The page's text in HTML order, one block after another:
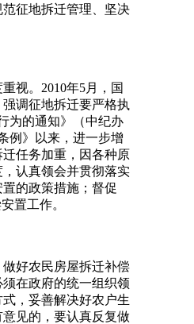
征地拆迁管理、坚决
视。2010年5月，国
调征地拆迁要严格执
为的通知》（中纪办
例》以来，进一步增
任务加重，因各种原
认真领会并贯彻落实
的政策措施；督促
置工作。
好农民房屋拆迁补偿
在政府的统一组织领
，妥善解决好农户生
见的，要认真反复做